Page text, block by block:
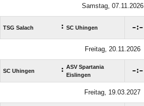
Samstag, 07.11.2026
TSG Salach : SC Uhingen :
Freitag, 20.11.2026
SC Uhingen : ASV Spartania
Eislingen
:
Freitag, 19.03.2027